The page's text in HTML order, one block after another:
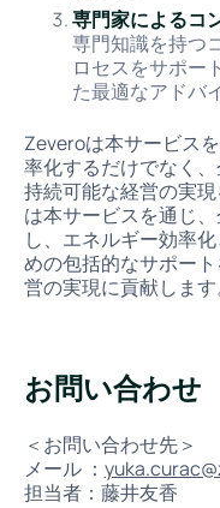
専門家によるコ
専門知識を持つ
ロセスをサポー
た最適なアドバ
Zeveroは本サービス
率化するだけでなく
持続可能な経営の実
は本サービスを通じ
し、エネルギー効率
めの包括的なサポー
営の実現に貢献します
お問い合わせ
＜お問い合わせ先＞
メール ：
担当者：藤井友香